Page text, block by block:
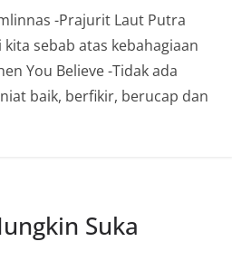
-Prajurit Laut Putra
sebab atas kebahagiaan
You Believe -Tidak ada
baik, berfikir, berucap dan
Suka